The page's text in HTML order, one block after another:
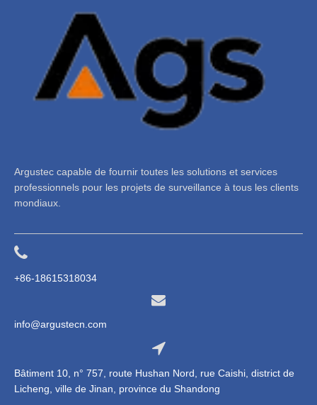
Argustec capable de fournir toutes les solutions et services
professionnels pour les projets de surveillance à tous les clients
mondiaux.
+86-18615318034
info@argustecn.com
Bâtiment 10, n° 757, route Hushan Nord, rue Caishi, district de
Licheng, ville de Jinan, province du Shandong